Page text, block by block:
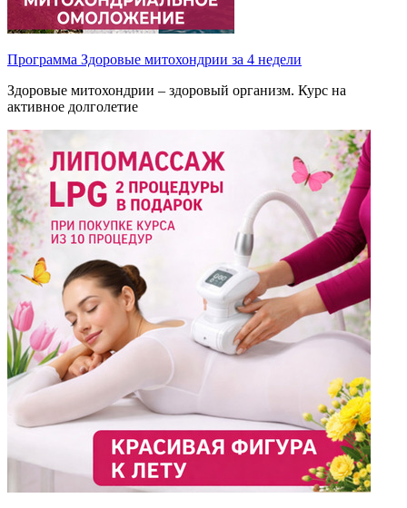
Программа Здоровые митохондрии за 4 недели
Здоровые митохондрии – здоровый организм. Курс на
активное долголетие